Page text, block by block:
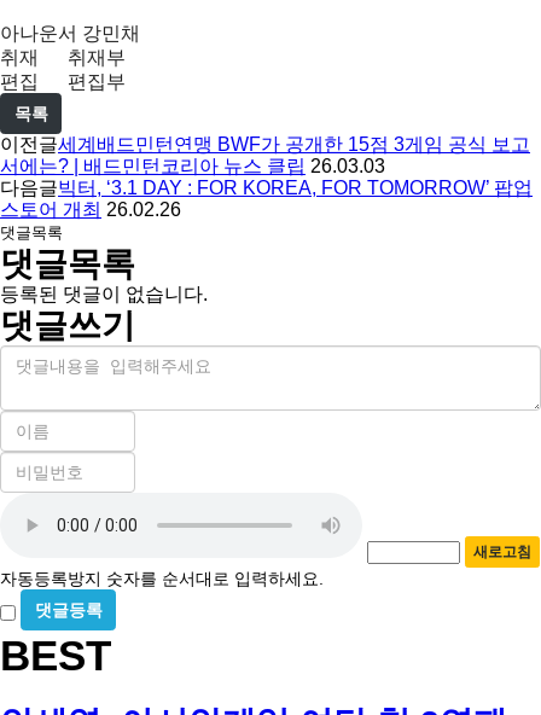
아나운서 강민채
취재 취재부
편집 편집부
목록
이전글세계배드민턴연맹 BWF가 공개한 15점 3게임 공식 보고
서에는? | 배드민턴코리아 뉴스 클립 26.03.03
다음글빅터, ‘3.1 DAY : FOR KOREA, FOR TOMORROW’ 팝업
스토어 개최 26.02.26
댓글목록
댓글목록
등록된 댓글이 없습니다.
댓글쓰기
내
이
필
수
비
밀
수
록
방
지
새로고침
자동등록방지 숫자를 순서대로 입력하세요.
비
밀
글
사
BEST